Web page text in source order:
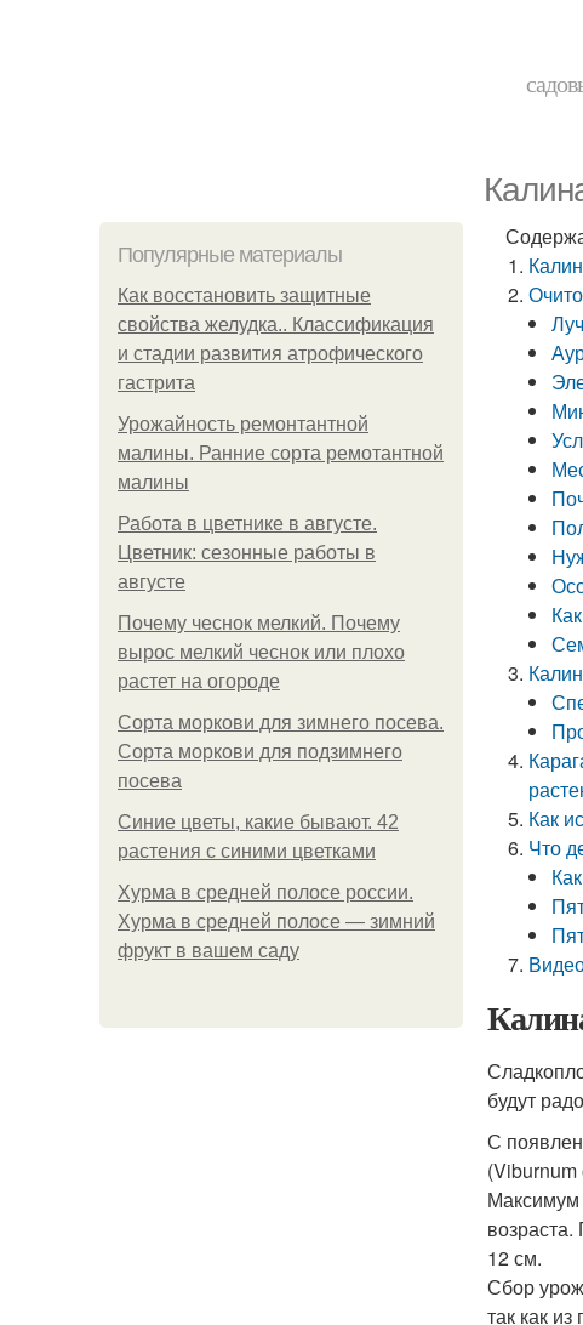
Популярные материалы
Как восстановить защитные
свойства желудка.. Классификация
и стадии развития атрофического
гастрита
Урожайность ремонтантной
малины. Ранние сорта ремотантной
малины
Работа в цветнике в августе.
Цветник: сезонные работы в
августе
Почему чеснок мелкий. Почему
вырос мелкий чеснок или плохо
растет на огороде
Сорта моркови для зимнего посева.
Сорта моркови для подзимнего
посева
Синие цветы, какие бывают. 42
растения с синими цветками
Хурма в средней полосе россии.
Хурма в средней полосе — зимний
фрукт в вашем саду
Как
Что
будут
С
Максимум
12 см.
Сбор
так как